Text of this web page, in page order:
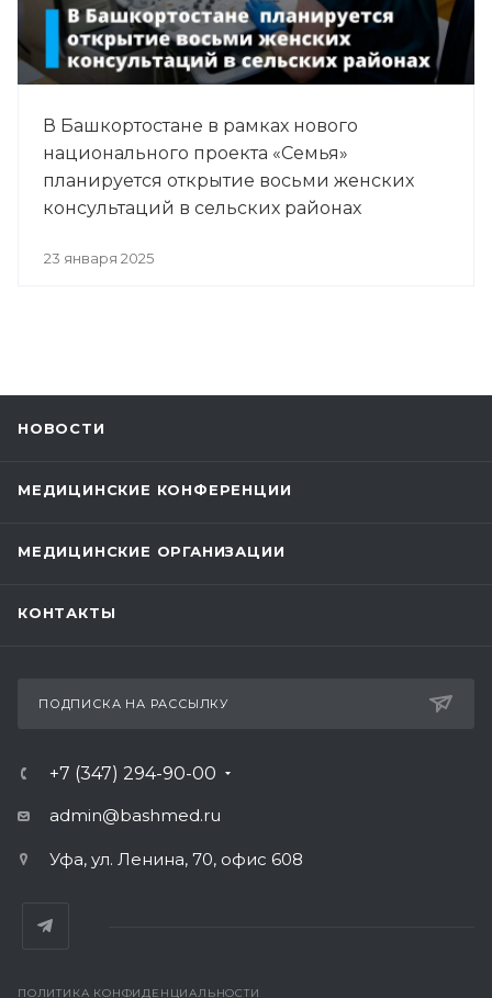
В Башкортостане в рамках нового
национального проекта «Семья»
планируется открытие восьми женских
консультаций в сельских районах
23 января 2025
НОВОСТИ
МЕДИЦИНСКИЕ КОНФЕРЕНЦИИ
МЕДИЦИНСКИЕ ОРГАНИЗАЦИИ
КОНТАКТЫ
ПОДПИСКА НА РАССЫЛКУ
+7 (347) 294-90-00
admin@bashmed.ru
Уфа, ул. Ленина, 70, офис 608
ПОЛИТИКА КОНФИДЕНЦИАЛЬНОСТИ